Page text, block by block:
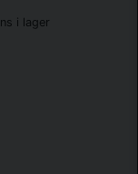
i lager